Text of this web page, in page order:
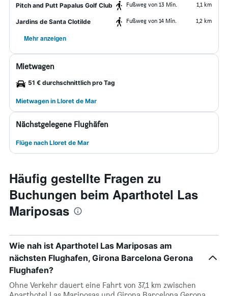
Pitch and Putt Papalus Golf Club Fußweg von 13 Min. 1,1 km
Jardins de Santa Clotilde Fußweg von 14 Min. 1,2 km
Mehr anzeigen
Mietwagen
51 € durchschnittlich pro Tag
Mietwagen in Lloret de Mar
Nächstgelegene Flughäfen
Flüge nach Lloret de Mar
Häufig gestellte Fragen zu
Buchungen beim Aparthotel Las
Mariposas
Wie nah ist Aparthotel Las Mariposas am
nächsten Flughafen, Girona Barcelona Gerona
Flughafen?
Ohne Verkehr dauert eine Fahrt von 37,1 km zwischen